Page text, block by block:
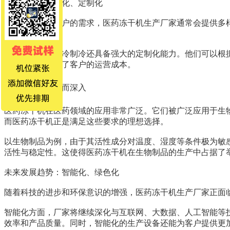
产品特点：多样化、定制化
为了满足不同客户的需求，医药冻干机生产厂家通常会提供
个环节。
更重要的是，中冷制冷还具备强大的定制化能力。他们可以
适用性，还降低了客户的运营成本。
市场应用：广泛而深入
医药冻干机在医药领域的应用非常广泛。它们被广泛应用于
而医药冻干机正是满足这些要求的理想选择。
以生物制品为例，由于其活性成分对温度、湿度等条件极为
活性与稳定性。这使得医药冻干机在生物制品的生产中占据了
未来发展趋势：智能化、绿色化
随着科技的进步和环保意识的增强，医药冻干机生产厂家正
智能化方面，厂家将继续深化与互联网、大数据、人工智能
效率和产品质量。同时，智能化的生产设备还能为客户提供更